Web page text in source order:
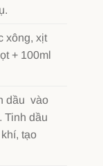
xông, xịt
+ 100ml
dầu vào
Tinh dầu
tạo